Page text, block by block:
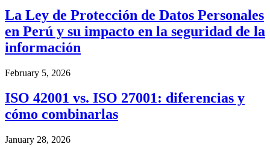
La Ley de Protección de Datos Personales
en Perú y su impacto en la seguridad de la
información
February 5, 2026
ISO 42001 vs. ISO 27001: diferencias y
cómo combinarlas
January 28, 2026